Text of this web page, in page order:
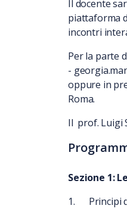
Il docente
piattaforma
incontri
Per la parte
-
oppure in
Roma.
Il prof. Luigi
Sezione 1:
1.
Principi